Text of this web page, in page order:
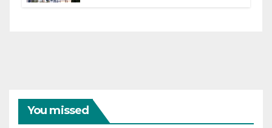
You missed